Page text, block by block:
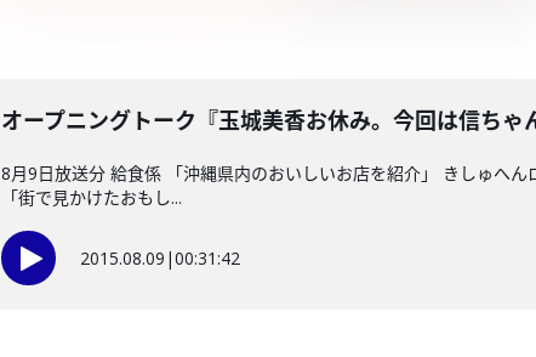
オープニングトーク『玉城美香お休み。今回は信ちゃ
8月9日放送分 給食係 「沖縄県内のおいしいお店を紹介」 きしゅへ
「街で見かけたおもし...
2015.08.09 |00:31:42